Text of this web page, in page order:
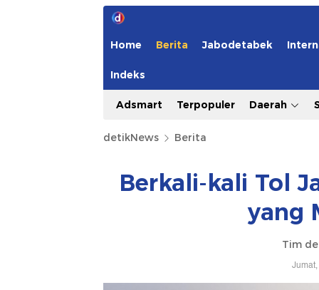
Home Berita Jabodetabek
Indeks
Adsmart Terpopuler Daerah
detikNews Berita
Berkali-kali Tol
yang
Tim